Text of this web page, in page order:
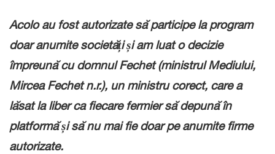
Acolo au fost autorizate să participe la program
doar anumite societăți și am luat o decizie
împreună cu domnul Fechet (ministrul Mediului,
Mircea Fechet n.r.), un ministru corect, care a
lăsat la liber ca fiecare fermier să depună în
platformă și să nu mai fie doar pe anumite firme
autorizate.